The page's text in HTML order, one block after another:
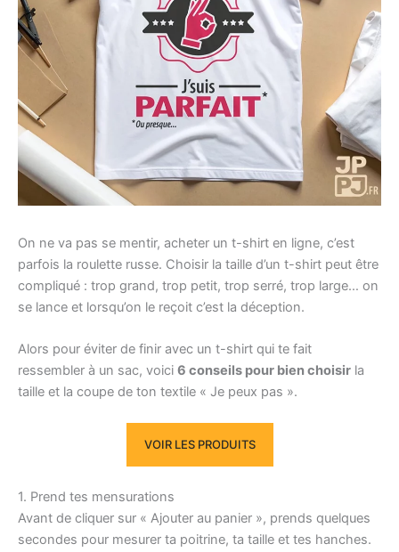
On ne va pas se mentir, acheter un t-shirt en ligne, c’est
parfois la roulette russe. Choisir la taille d’un t-shirt peut être
compliqué : trop grand, trop petit, trop serré, trop large… on
se lance et lorsqu’on le reçoit c’est la déception.
Alors pour éviter de finir avec un t-shirt qui te fait
ressembler à un sac, voici 6 conseils pour bien choisir la
taille et la coupe de ton textile « Je peux pas ».
VOIR LES PRODUITS
1. Prend tes mensurations
Avant de cliquer sur « Ajouter au panier », prends quelques
secondes pour mesurer ta poitrine, ta taille et tes hanches.